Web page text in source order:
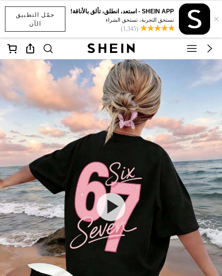
حمّل التطبيق
الآن
×
SHEIN APP - استعد، انطلق، تألق بالأناقة!
تستحق التجربة، تستحق الشراء
(1,345)